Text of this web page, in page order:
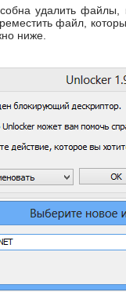
удалить файлы,
файл,
ниже.